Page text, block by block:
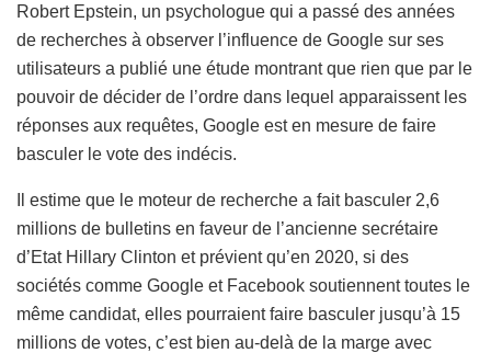
Robert Epstein, un psychologue qui a passé des années
de recherches à observer l’influence de Google sur ses
utilisateurs a publié une étude montrant que rien que par le
pouvoir de décider de l’ordre dans lequel apparaissent les
réponses aux requêtes, Google est en mesure de faire
basculer le vote des indécis.
Il estime que le moteur de recherche a fait basculer 2,6
millions de bulletins en faveur de l’ancienne secrétaire
d’Etat Hillary Clinton et prévient qu’en 2020, si des
sociétés comme Google et Facebook soutiennent toutes le
même candidat, elles pourraient faire basculer jusqu’à 15
millions de votes, c’est bien au-delà de la marge avec